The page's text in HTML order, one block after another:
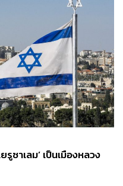
ซาเลม’ เป็นเมืองหลวง